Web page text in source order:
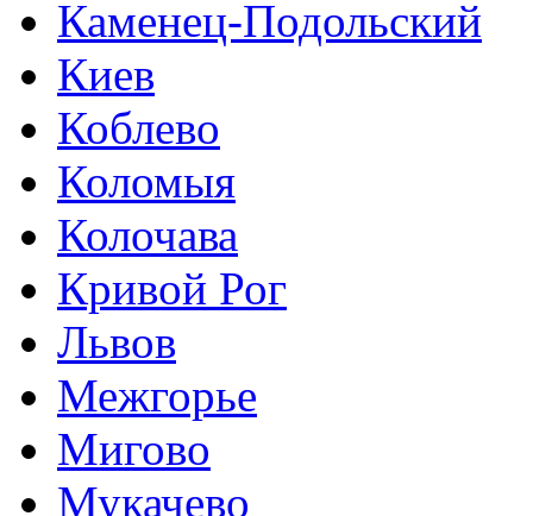
Каменец-Подольский
Киев
Коблево
Коломыя
Колочава
Кривой Рог
Львов
Межгорье
Мигово
Мукачево